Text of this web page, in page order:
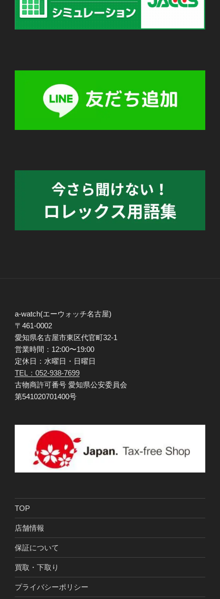
a-watch(エーウォッチ名古屋)
〒461-0002
愛知県名古屋市東区代官町32-1
営業時間：12:00〜19:00
定休日：水曜日・日曜日
TEL：052-938-7699
古物商許可番号 愛知県公安委員会
第541020701400号
TOP
店舗情報
保証について
買取・下取り
プライバシーポリシー